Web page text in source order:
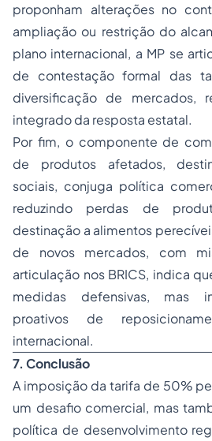
proponham alterações no
ampliação ou restrição do
plano internacional, a MP se
de contestação formal das
diversificação de mercados,
integrado da resposta estatal.
Por fim, o componente de
de produtos afetados,
sociais, conjuga política
reduzindo perdas de
destinação a alimentos
de novos mercados, com
articulação nos BRICS, indica
medidas defensivas, mas
proativos de
internacional.
7. Conclusão
A imposição da tarifa de 50%
um desafio comercial, mas
política de desenvolvimento